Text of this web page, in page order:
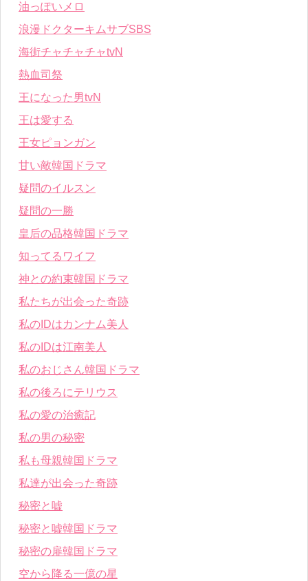
油っぽいメロ
浪漫ドクターキムサブSBS
海街チャチャチャtvN
熱血司祭
王になった男tvN
王は愛する
王女ピョンガン
甘い敵韓国ドラマ
疑問のイルスン
疑問の一勝
皇后の品格韓国ドラマ
知ってるワイフ
神との約束韓国ドラマ
私たちが出会った奇跡
私のIDはカンナム美人
私のIDは江南美人
私のおじさん韓国ドラマ
私の後ろにテリウス
私の愛の治癒記
私の男の秘密
私も母親韓国ドラマ
私達が出会った奇跡
秘密と嘘
秘密と嘘韓国ドラマ
秘密の扉韓国ドラマ
空から降る一億の星